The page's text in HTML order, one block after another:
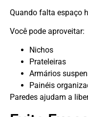
Quando falta espaço
Você pode aproveitar:
Nichos
Prateleiras
Armários
Painéis
Paredes ajudam a